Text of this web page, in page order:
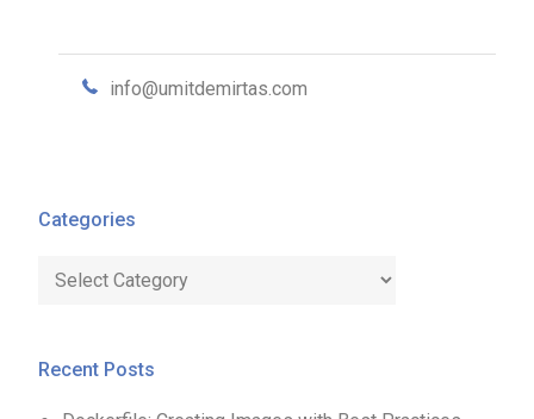
info@umitdemirtas.com
Categories
Categories
Recent Posts